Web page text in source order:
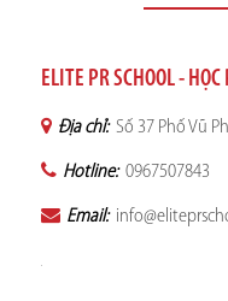
ELITE PR SCHOOL -
Địa chỉ: Số 37 Phố Vũ
Hotline: 0967507843
Email: